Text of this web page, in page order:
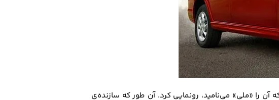
مینیاتور، که آن را «ملی» می‌نامید، رونمایی کرد. آن طور که سازنده‌ی